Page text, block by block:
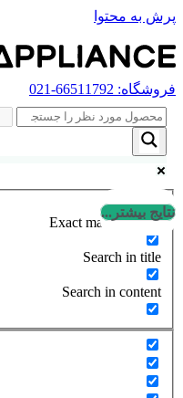
پرش به محتوا
فروشگاه: 66511792
-021
نتایج بیشتر...
Exact matches only
Search in title
Search in content